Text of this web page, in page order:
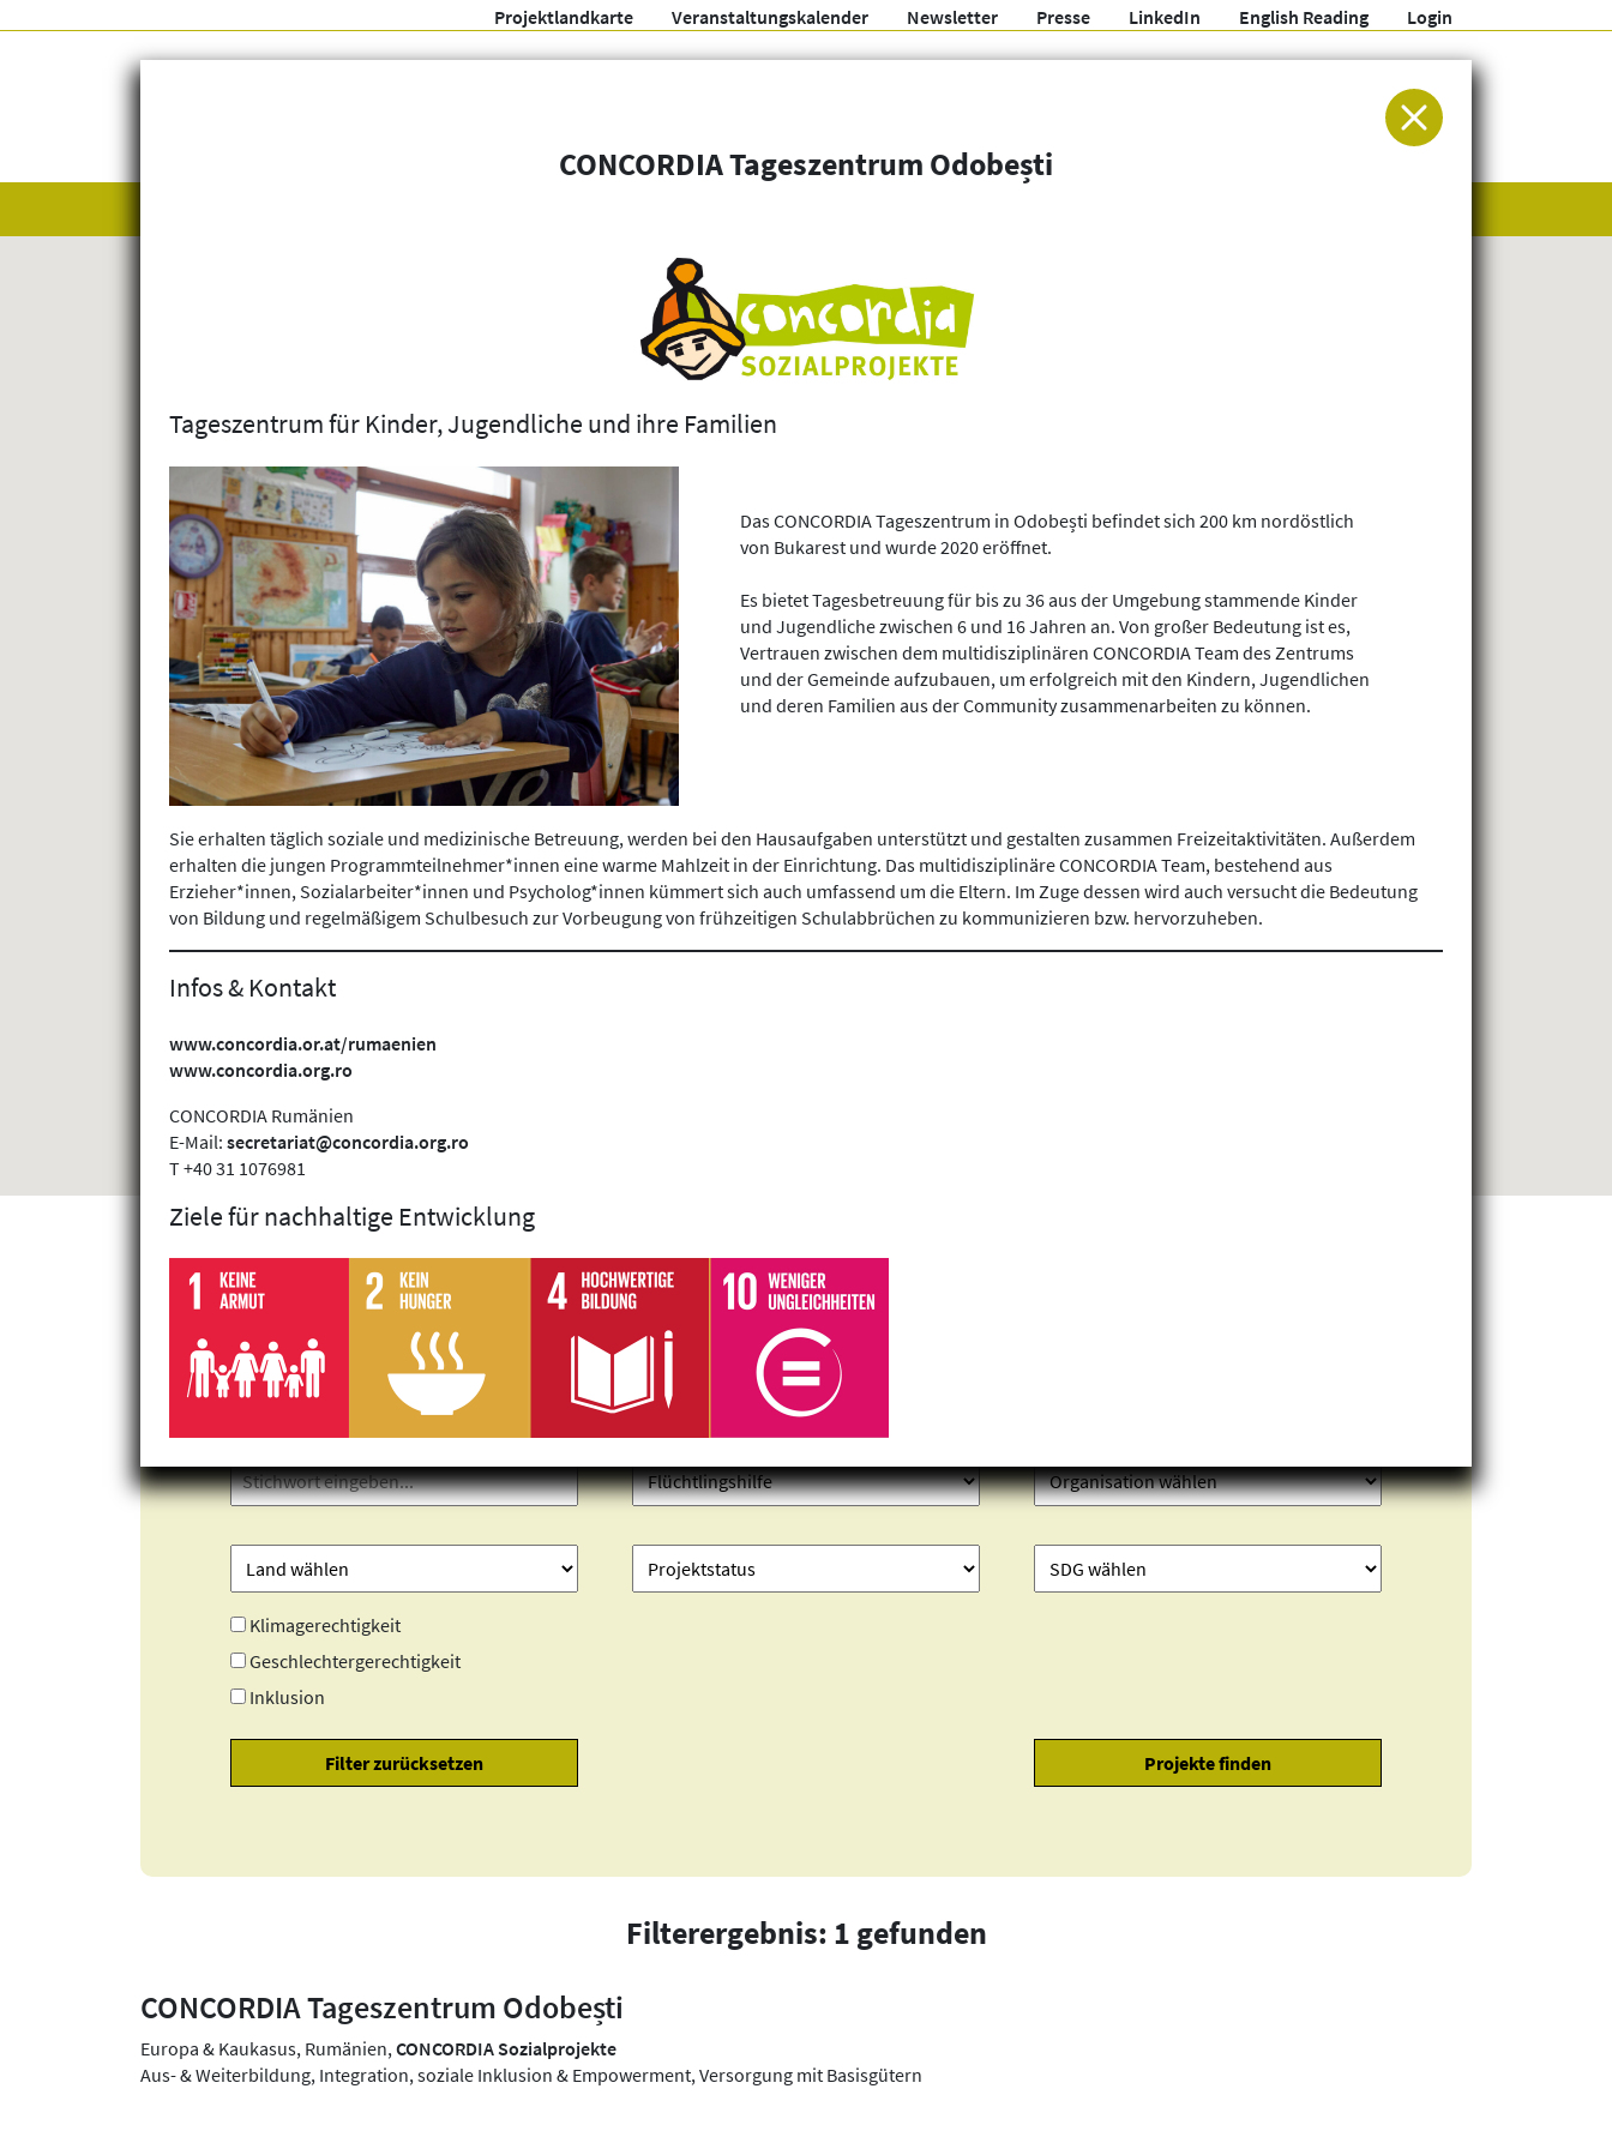
Projektlandkarte Veranstaltungskalender Newsletter Presse LinkedIn English Reading Login
Arbeitsgemeinschaft für Entwicklung und Humanitäre Hilfe
Projekte finden
Klimagerechtigkeit
Geschlechtergerechtigkeit
Inklusion
Filterergebnis: 1 gefunden
CONCORDIA Tageszentrum Odobești
Europa & Kaukasus, Rumänien,CONCORDIA Sozialprojekte
Aus- & Weiterbildung, Integration, soziale Inklusion & Empowerment, Versorgung mit Basisgütern
CONCORDIA Tageszentrum Odobești
Tageszentrum für Kinder, Jugendliche und ihre Familien
Das CONCORDIA Tageszentrum in Odobești befindet sich 200 km nordöstlich
von Bukarest und wurde 2020 eröffnet.
Es bietet Tagesbetreuung für bis zu 36 aus der Umgebung stammende Kinder
und Jugendliche zwischen 6 und 16 Jahren an. Von großer Bedeutung ist es,
Vertrauen zwischen dem multidisziplinären CONCORDIA Team des Zentrums
und der Gemeinde aufzubauen, um erfolgreich mit den Kindern, Jugendlichen
und deren Familien aus der Community zusammenarbeiten zu können.
Sie erhalten täglich soziale und medizinische Betreuung, werden bei den Hausaufgaben unterstützt und gestalten zusammen Freizeitaktivitäten. Außerdem
erhalten die jungen Programmteilnehmer*innen eine warme Mahlzeit in der Einrichtung. Das multidisziplinäre CONCORDIA Team, bestehend aus
Erzieher*innen, Sozialarbeiter*innen und Psycholog*innen kümmert sich auch umfassend um die Eltern. Im Zuge dessen wird auch versucht die Bedeutung
von Bildung und regelmäßigem Schulbesuch zur Vorbeugung von frühzeitigen Schulabbrüchen zu kommunizieren bzw. hervorzuheben.
Infos & Kontakt
www.concordia.or.at/rumaenien
www.concordia.org.ro
CONCORDIA Rumänien
E-Mail: secretariat@concordia.org.ro
T +40 31 1076981
Ziele für nachhaltige Entwicklung